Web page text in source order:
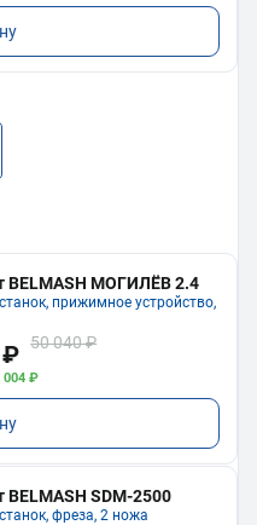
BELMASH МОГИЛЁВ 2.4
прижимное устройство,
₽ 50 040 ₽
004 ₽
BELMASH SDM-2500
фреза, 2 ножа